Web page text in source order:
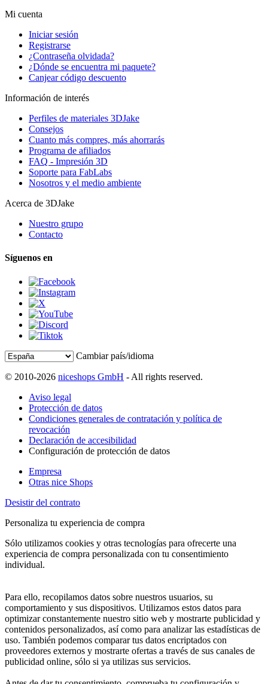
Mi cuenta
Iniciar sesión
Registrarse
¿Contraseña olvidada?
¿Dónde se encuentra mi paquete?
Canjear código descuento
Información de interés
Perfiles de materiales 3DJake
Consejos
Cuanto más compres, más ahorrarás
Programa de afiliados
FAQ - Impresión 3D
Soporte para FabLabs
Nosotros y el medio ambiente
Acerca de 3DJake
Nuestro grupo
Contacto
Síguenos en
Cambiar país/idioma
© 2010-2026 niceshops GmbH - All rights reserved.
Aviso legal
Protección de datos
Condiciones generales de contratación y política de
revocación
Declaración de accesibilidad
Configuración de protección de datos
Empresa
Otras nice Shops
Desistir del contrato
Personaliza tu experiencia de compra
Sólo utilizamos cookies y otras tecnologías para ofrecerte una
experiencia de compra personalizada con tu consentimiento
individual.
Para ello, recopilamos datos sobre nuestros usuarios, su
comportamiento y sus dispositivos. Utilizamos estos datos para
optimizar constantemente nuestro sitio web y mostrarte publicidad y
contenidos personalizados, así como para analizar las estadísticas de
uso. También podemos comparar tus datos encriptados con
proveedores externos y mostrarte ofertas a través de sus canales de
publicidad online, sólo si ya utilizas sus servicios.